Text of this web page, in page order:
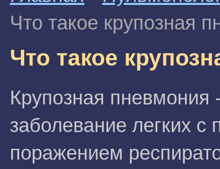
Что такое крупозная
Что такое
Крупозная пневмония
заболевание легких
поражением